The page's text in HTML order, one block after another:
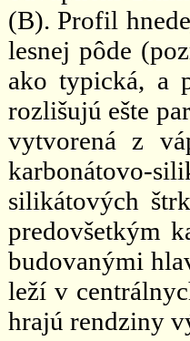
(B). Profil
lesnej pôde
ako typická, a
rozlišujú ešte
vytvorená z
karbonátovo-
silikátových
predovšetkým
budovanými
leží v
hrajú rendziny